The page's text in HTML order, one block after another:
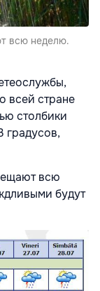
всю неделю.
всей стране
столбики
градусов,
всю
будут